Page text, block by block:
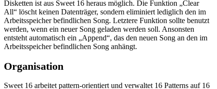
Disketten ist aus Sweet 16 heraus möglich. Die Funktion „Clear
All“ löscht keinen Datenträger, sondern eliminiert lediglich den im
Arbeitsspeicher befindlichen Song. Letztere Funktion sollte benutzt
werden, wenn ein neuer Song geladen werden soll. Ansonsten
entsteht automatisch ein „Append“, das den neuen Song an den im
Arbeitsspeicher befindlichen Song anhängt.
Organisation
Sweet 16 arbeitet pattern-orientiert und verwaltet 16 Patterns auf 16